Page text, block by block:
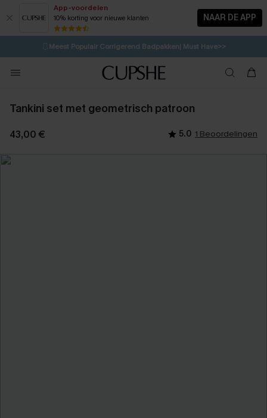
App-voordelen
10% korting voor nieuwe klanten NAAR DE APP
⚡️LAATSTE KANS | Tot 50% korting>>
🩱Meest Populair Corrigerend Badpakken| Must Have>>
💌Abonneer je & ontvang tot 15% korting>>
Koop 3, krijg 15% korting | CODE: SW15
Tankini set met geometrisch patroon
43,00 € 5.0 1 Beoordelingen